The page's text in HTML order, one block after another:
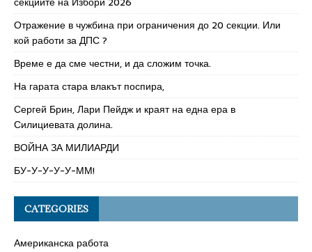
Отражение в чужбина при ограничения до 20 секции. Или
кой работи за ДПС ?
Време е да сме честни, и да сложим точка.
На гарата стара влакът поспира,
Сергей Брин, Лари Пейдж и краят на една ера в
Силициевата долина.
ВОЙНА ЗА МИЛИАРДИ
БУ-У-У-У-У-ММ!
CATEGORIES
Американска работа